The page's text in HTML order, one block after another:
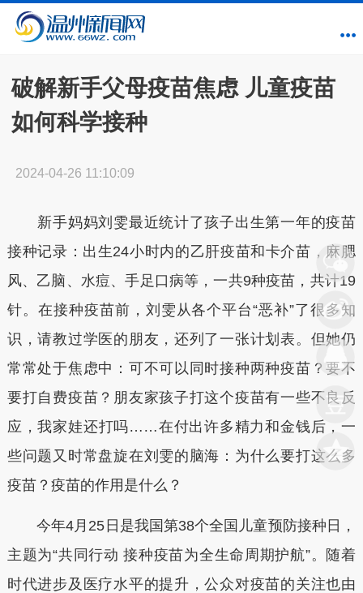
破解新手父母疫苗焦虑 儿童疫苗
如何科学接种
2024-04-26 11:10:09
新手妈妈刘雯最近统计了孩子出生第一年的疫苗
接种记录：出生24小时内的乙肝疫苗和卡介苗，麻腮
风、乙脑、水痘、手足口病等，一共9种疫苗，共计19
针。在接种疫苗前，刘雯从各个平台“恶补”了很多知
识，请教过学医的朋友，还列了一张计划表。但她仍
常常处于焦虑中：可不可以同时接种两种疫苗？要不
要打自费疫苗？朋友家孩子打这个疫苗有一些不良反
应，我家娃还打吗……在付出许多精力和金钱后，一
些问题又时常盘旋在刘雯的脑海：为什么要打这么多
疫苗？疫苗的作用是什么？
今年4月25日是我国第38个全国儿童预防接种日，
主题为“共同行动 接种疫苗为全生命周期护航”。随着
时代进步及医疗水平的提升，公众对疫苗的关注也由